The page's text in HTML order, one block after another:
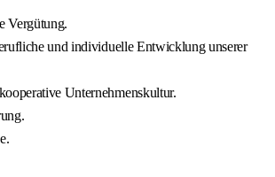
Vergütung.
und individuelle Entwicklung unserer
Unternehmenskultur.